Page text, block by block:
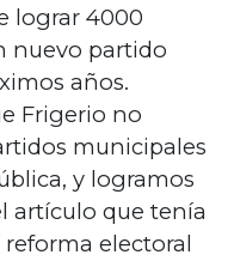
lograr 4000
nuevo partido
años.
Frigerio no
municipales
y logramos
artículo que tenía
electoral